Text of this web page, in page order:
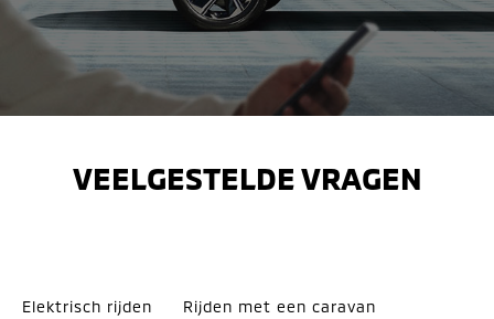
VEELGESTELDE VRAGEN
Elektrisch rijden Rijden met een caravan